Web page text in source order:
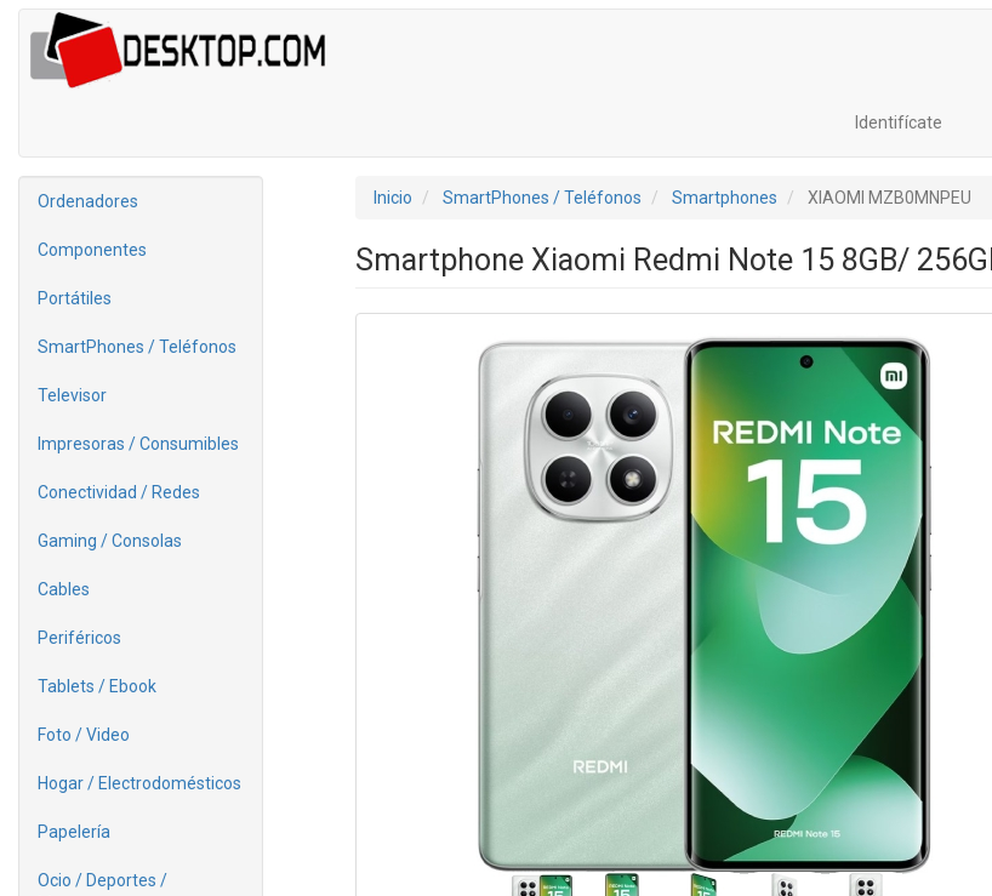
Identifícate
Ordenadores
Componentes
Portátiles
SmartPhones / Teléfonos
Televisor
Impresoras / Consumibles
Conectividad / Redes
Gaming / Consolas
Cables
Periféricos
Tablets / Ebook
Foto / Video
Hogar / Electrodomésticos
Papelería
Ocio / Deportes /
Inicio SmartPhones / Teléfonos Smartphones XIAOMI MZB0MNPEU
Smartphone Xiaomi Redmi Note 15 8GB/